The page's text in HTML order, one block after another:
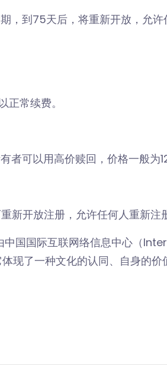
到75天后，将重新开放，允许
常续费。
可以用高价赎回，价格一般为
开放注册，允许任何人重新注
国际互联网络信息中心（Inter
现了一种文化的认同、自身的价